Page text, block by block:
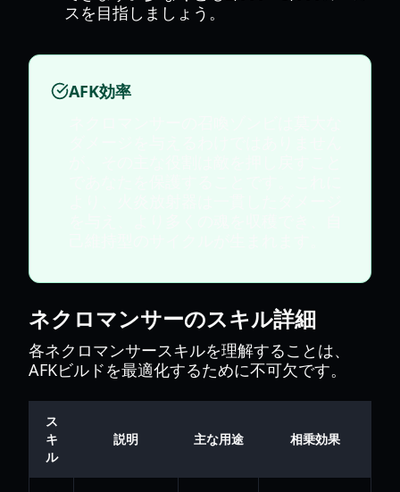
スを目指しましょう。
AFK効率
ネクロマンサーのスキル詳細
各ネクロマンサースキルを理解することは、
AFKビルドを最適化するために不可欠です。
ス
キ
ル
説明 主な用途 相乗効果